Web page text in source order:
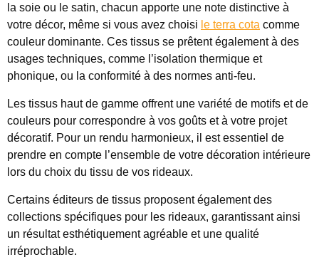
la soie ou le satin, chacun apporte une note distinctive à
votre décor, même si vous avez choisi le terra cota comme
couleur dominante. Ces tissus se prêtent également à des
usages techniques, comme l’isolation thermique et
phonique, ou la conformité à des normes anti-feu.
Les tissus haut de gamme offrent une variété de motifs et de
couleurs pour correspondre à vos goûts et à votre projet
décoratif. Pour un rendu harmonieux, il est essentiel de
prendre en compte l’ensemble de votre décoration intérieure
lors du choix du tissu de vos rideaux.
Certains éditeurs de tissus proposent également des
collections spécifiques pour les rideaux, garantissant ainsi
un résultat esthétiquement agréable et une qualité
irréprochable.